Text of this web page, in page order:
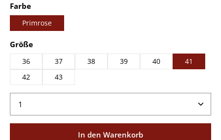
Farbeauswählen
Primrose
Größeauswählen
36 37 38 39 40
41
42
43
Produkt Anzahl: Gib den gewünschten Wert ein
In den Warenkorb